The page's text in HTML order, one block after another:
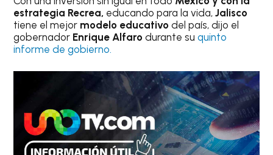
estrategia Recrea, educando para la vida,Jalisco
tiene el mejor modelo educativo del país, dijo el
gobernador Enrique Alfaro durante suquinto
informe de gobierno.